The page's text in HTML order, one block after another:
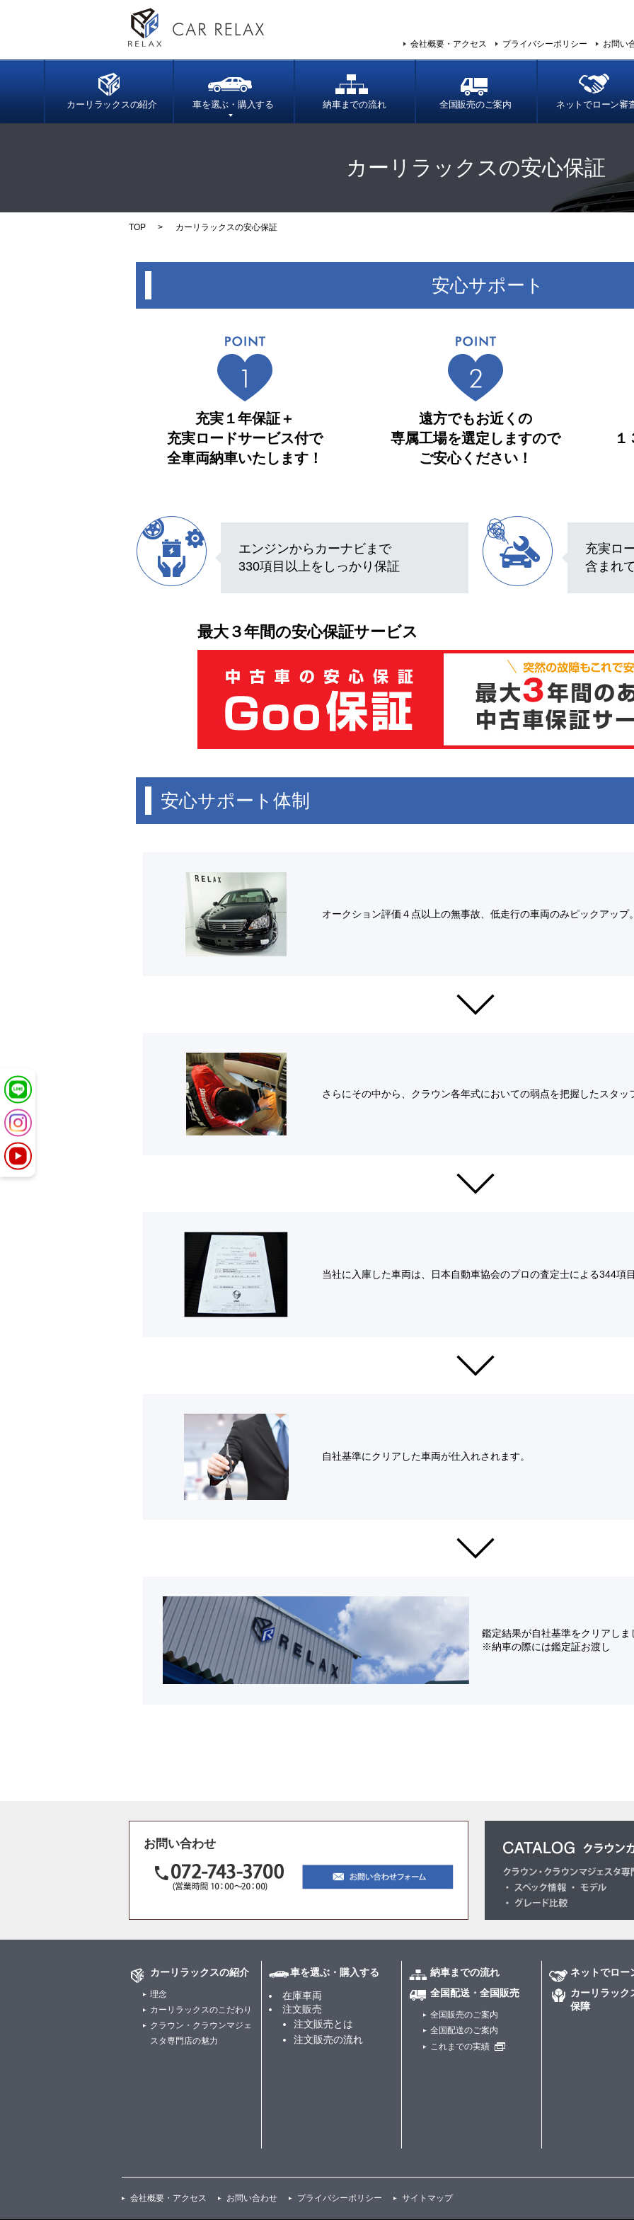
会社概要・アクセス プライバシーポリシー お問い
カーリラックスの紹介 車を選ぶ・購入する 納車までの流れ 全国販売のご案内 ネットでローン審
カーリラックスの安心保証
TOP カーリラックスの安心保証
安心サポート
充実１年保証＋
充実ロードサービス付で
全車両納車いたします！
遠方でもお近くの
専属工場を選定しますので
ご安心ください！
エンジンからカーナビまで
330項目以上をしっかり保証
充実ロ
含まれ
最大３年間の安心保証サービス
安心サポート体制
オークション評価４点以上の無事故、低走行の車両のみピックアップ
さらにその中から、クラウン各年式においての弱点を把握したスタッ
当社に入庫した車両は、日本自動車協会のプロの査定士による344項
自社基準にクリアした車両が仕入れされます。
鑑定結果が自社基準をクリアし
※納車の際には鑑定証お渡し
お問い合わせ
カーリラックスの紹介
理念
カーリラックスのこだわり
クラウン・クラウンマジェ
スタ専門店の魅力
車を選ぶ・購入する
在庫車両
注文販売
注文販売とは
注文販売の流れ
納車までの流れ
全国配送・全国販売
全国販売のご案内
全国配送のご案内
これまでの実績
ネットでロー
カーリラック
保障
会社概要・アクセス お問い合わせ プライバシーポリシー サイトマップ